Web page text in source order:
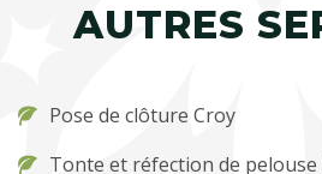
AUTRES
Pose de clôture Croy
Tonte et réfection de pelouse